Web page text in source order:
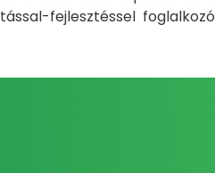
fejlesztéssel foglalkozó